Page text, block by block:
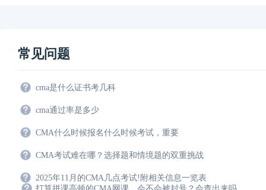
常见问题
cma是什么证书考几科
cma通过率是多少
CMA什么时候报名什么时候考试，重要
CMA考试难在哪？选择题和情境题的双重挑战
2025年11月的CMA几点考试!附相关信息一览表